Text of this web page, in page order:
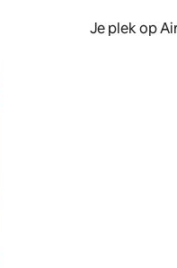
Je plek op